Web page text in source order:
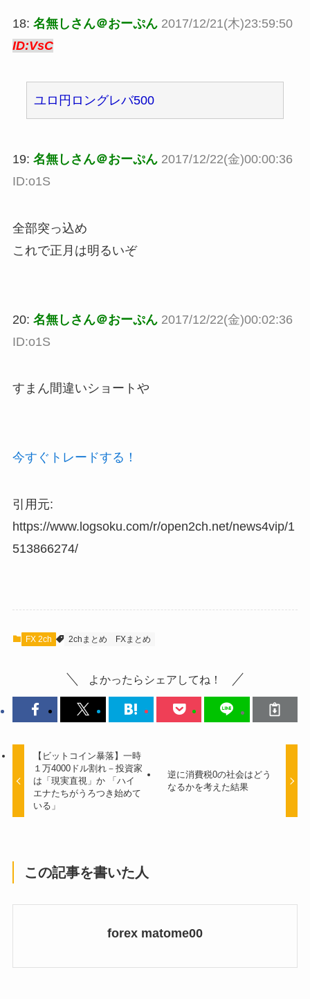
18: 名無しさん＠おーぷん 2017/12/21(木)23:59:50
ID:VsC
ユロ円ロングレバ500
19: 名無しさん＠おーぷん 2017/12/22(金)00:00:36
ID:o1S
全部突っ込め
これで正月は明るいぞ
20: 名無しさん＠おーぷん 2017/12/22(金)00:02:36
ID:o1S
すまん間違いショートや
今すぐトレードする！
引用元:
https://www.logsoku.com/r/open2ch.net/news4vip/1
513866274/
FX 2ch 2chまとめ FXまとめ
よかったらシェアしてね！
【ビットコイン暴落】一時
１万4000ドル割れ－投資家
は「現実直視」か 「ハイ
エナたちがうろつき始めて
いる」
逆に消費税0の社会はどう
なるかを考えた結果
この記事を書いた人
forex matome00